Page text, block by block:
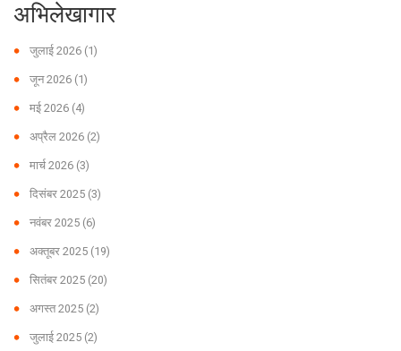
अभिलेखागार
जुलाई 2026 (1)
जून 2026 (1)
मई 2026 (4)
अप्रैल 2026 (2)
मार्च 2026 (3)
दिसंबर 2025 (3)
नवंबर 2025 (6)
अक्तूबर 2025 (19)
सितंबर 2025 (20)
अगस्त 2025 (2)
जुलाई 2025 (2)